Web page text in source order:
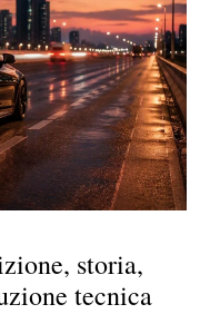
storia,
tecnica